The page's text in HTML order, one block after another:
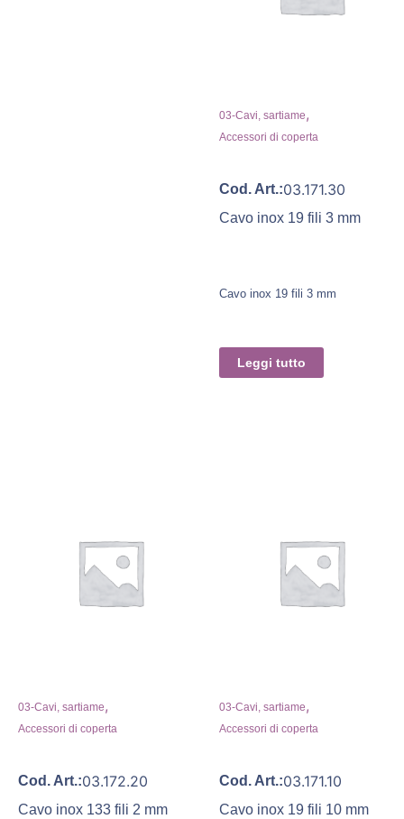
03-Cavi, sartiame,
Accessori di coperta
Cod. Art.:03.171.30
Cavo inox 19 fili 3 mm
Cavo inox 19 fili 3 mm
Leggi tutto
03-Cavi, sartiame,
Accessori di coperta
Cod. Art.:03.172.20
Cavo inox 133 fili 2 mm
03-Cavi, sartiame,
Accessori di coperta
Cod. Art.:03.171.10
Cavo inox 19 fili 10 mm